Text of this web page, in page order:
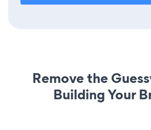
Remove the
Building Your